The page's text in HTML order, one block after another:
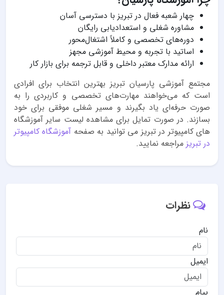
چهار شعبه فعال در تبریز با دسترسی آسان
مشاوره شغلی و استعداد‌یابی رایگان
دوره‌های تخصصی و کاملاً اشتغال‌محور
اساتید با تجربه و محیط آموزشی مجهز
ارائه مدارک معتبر داخلی و قابل ترجمه برای بازار کار
مجتمع آموزشی پارسیان تبریز بهترین انتخاب برای افرادی
است که می‌خواهند مهارت‌های تخصصی و کاربردی را به
صورت حرفه‌ای یاد بگیرند و مسیر شغلی موفقی برای خود
بسازند. در صورت تمایل برای مشاهده لیست سایر آموزشگاه
های کامپیوتر در تبریز می توانید به صفحه آموزشگاه کامپیوتر
در تبریز مراجعه نمایید.
نظرات
نام
ایمیل
پیام